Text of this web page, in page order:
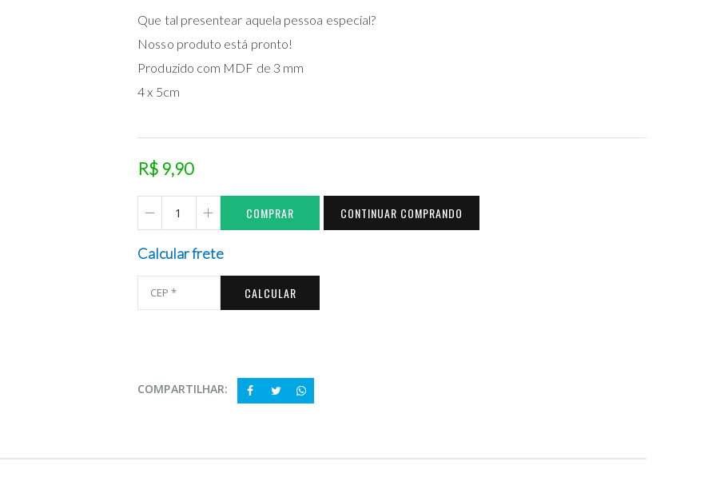
Que tal presentear aquela pessoa especial?
Nosso produto está pronto!
Produzido com MDF de 3 mm
4 x 5cm
R$ 9,90
COMPRAR CONTINUAR COMPRANDO
Calcular frete
CALCULAR
COMPARTILHAR: